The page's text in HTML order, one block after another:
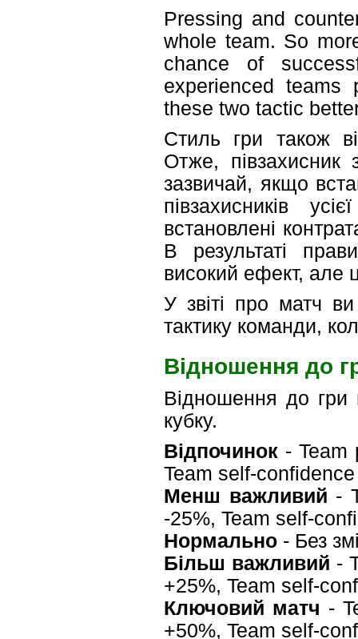
Pressing and
whole team. So
chance of
experienced
these two tactic
Стиль гри також
Отже, півзахисник
зазвичай, якщо
півзахисників
встановлені
В результаті
високий ефект, але
У звіті про матч
тактику команди,
Відношення до
Відношення до гри
кубку.
Відпочинок - Team
Team self-
Менш важливий -
-25%, Team self-
Нормально - Без
Більш важливий -
+25%, Team self-
Ключовий матч -
+50%, Team self-